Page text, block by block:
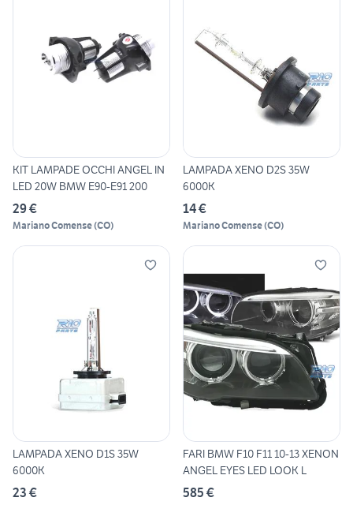
KIT LAMPADE OCCHI ANGEL IN
LED 20W BMW E90-E91 200
29 €
Mariano Comense(CO)
LAMPADA XENO D2S 35W
6000K
14 €
Mariano Comense(CO)
LAMPADA XENO D1S 35W
6000K
23 €
FARI BMW F10 F11 10-13 XENON
ANGEL EYES LED LOOK L
585 €